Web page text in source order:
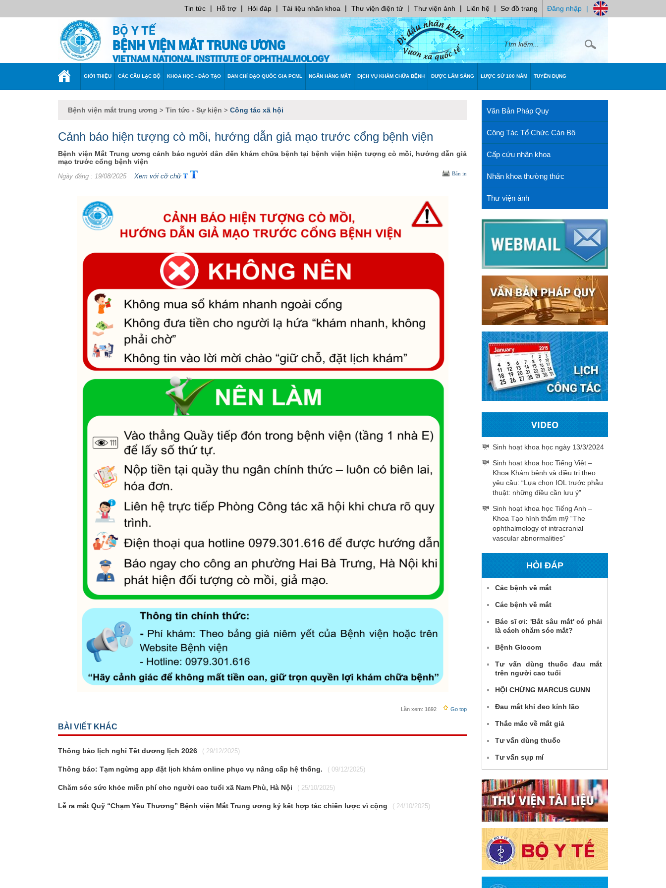
Tin tức | Hỗ trợ | Hỏi đáp | Tài liệu nhãn khoa | Thư viện điện tử | Thư viện ảnh | Liên hệ | Sơ đồ trang Đăng nhập |
BỘ Y TẾ
BỆNH VIỆN MẮT TRUNG ƯƠNG
VIETNAM NATIONAL INSTITUTE OF OPHTHALMOLOGY
TRANG GIỚI THIỆU CÁC CÂU LẠC BỘ KHOA HỌC - ĐÀO TẠO BAN CHỈ ĐẠO QUỐC GIA PCML NGÂN HÀNG MẮT DỊCH VỤ KHÁM CHỮA BỆNH DƯỢC LÂM SÀNG LƯỢC SỬ 100 NĂM TUYỂN DỤNG
Bệnh viện mắt trung ương > Tin tức - Sự kiện > Công tác xã hội
Cảnh báo hiện tượng cò mồi, hướng dẫn giả mạo trước cổng bệnh viện
Bệnh viện Mắt Trung ương cảnh báo người dân đến khám chữa bệnh tại bệnh viện hiện tượng cò mồi, hướng dẫn giả
mạo trước cổng bệnh viện
Ngày đăng : 19/08/2025 Xem với cỡ chữ Bản in
Lần xem: 1692 Go top
BÀI VIẾT KHÁC
Thông báo lịch nghỉ Tết dương lịch 2026 ( 29/12/2025)
Thông báo: Tạm ngừng app đặt lịch khám online phục vụ nâng cấp hệ thống. ( 09/12/2025)
Chăm sóc sức khỏe miễn phí cho người cao tuổi xã Nam Phù, Hà Nội ( 25/10/2025)
Lễ ra mắt Quỹ “Chạm Yêu Thương” Bệnh viện Mắt Trung ương ký kết hợp tác chiến lược vì cộng ( 24/10/2025)
Văn Bản Pháp Quy
Công Tác Tổ Chức Cán Bộ
Cấp cứu nhãn khoa
Nhãn khoa thường thức
Thư viện ảnh
VIDEO
Sinh hoạt khoa học ngày 13/3/2024
Sinh hoạt khoa học Tiếng Việt –
Khoa Khám bệnh và điều trị theo
yêu cầu: “Lựa chọn IOL trước phẫu
thuật: những điều cần lưu ý”
Sinh hoạt khoa học Tiếng Anh –
Khoa Tạo hình thẩm mỹ “The
ophthalmology of intracranial
vascular abnormalities”
HỎI ĐÁP
Các bệnh về mắt
Các bệnh về mắt
Bác sĩ ơi: 'Bắt sâu mắt' có phải
là cách chăm sóc mắt?
Bệnh Glocom
Tư vấn dùng thuốc đau mắt
trên người cao tuổi
HỘI CHỨNG MARCUS GUNN
Đau mắt khi đeo kính lão
Thắc mắc về mắt giả
Tư vấn dùng thuốc
Tư vấn sụp mí